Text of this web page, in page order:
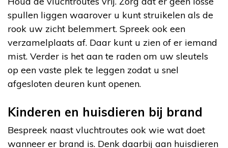
spullen liggen waarover u kunt struikelen als de
rook uw zicht belemmert. Spreek ook een
verzamelplaats af. Daar kunt u zien of er iemand
mist. Verder is het aan te raden om uw sleutels
op een vaste plek te leggen zodat u snel
afgesloten deuren kunt openen.
Kinderen en huisdieren bij brand
Bespreek naast vluchtroutes ook wie wat doet
wanneer er brand is. Denk daarbij aan huisdieren